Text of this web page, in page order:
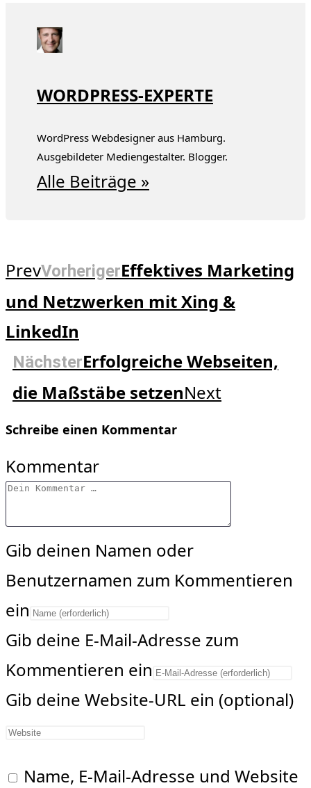
WORDPRESS-EXPERTE
WordPress Webdesigner aus Hamburg.
Ausgebildeter Mediengestalter. Blogger.
Alle Beiträge »
PrevVorherigerEffektives Marketing
und Netzwerken mit Xing &
LinkedIn
NächsterErfolgreiche Webseiten,
die Maßstäbe setzenNext
Schreibe einen Kommentar
Kommentar
Gib deinen Namen oder
Benutzernamen zum Kommentieren
ein
Gib deine E-Mail-Adresse zum
Kommentieren ein
Gib deine Website-URL ein (optional)
Name, E-Mail-Adresse und Website